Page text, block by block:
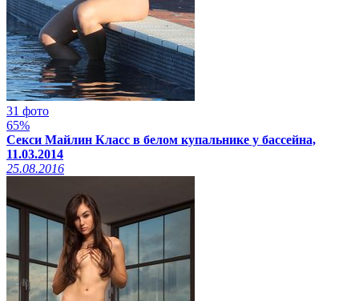
31 фото
65%
Секси Майлин Класс в белом купальнике у бассейна,
11.03.2014
25.08.2016